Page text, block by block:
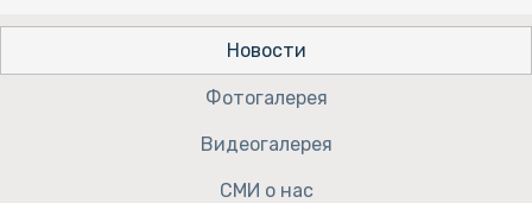
Новости
Фотогалерея
Видеогалерея
СМИ о нас